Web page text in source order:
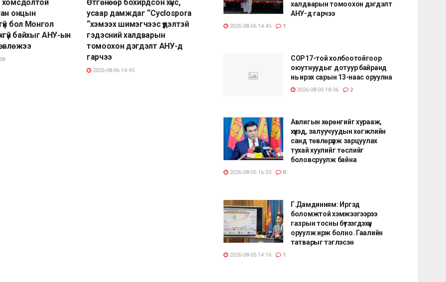
онцын
бол Монгол
байхыг АНУ-ын
Өтгөнөөр бохирдсон хүнс,
усаар дамждаг “Cyclospora
“хэмээх шимэгчээс үүдэлтэй
гэдэсний халдварын
томоохон дэгдэлт АНУ-д
гарчээ
2026-08-06 14:45
халдварын томоохон дэгдэлт
АНУ-д гарчээ
2026-08-06 14:45 1
COP17-той холбоотойгоор
оюутнуудыг дотуур байранд
нь ирэх сарын 13-наас оруулна
2026-08-05 18:06 2
Авлигын хөрөнгийг хурааж,
хүүхэд, залуучуудын хөгжлийн
санд төвлөрүүлж зарцуулах
тухай хуулийг төслийг
боловсруулж байна
2026-08-05 16:03 0
Г.Дамдинням: Иргэд
боломжтой хэмжээгээрээ
газрын тосны бүтээгдэхүүн
оруулж ирж болно. Гаалийн
татварыг тэглэсэн
2026-08-05 14:16 1